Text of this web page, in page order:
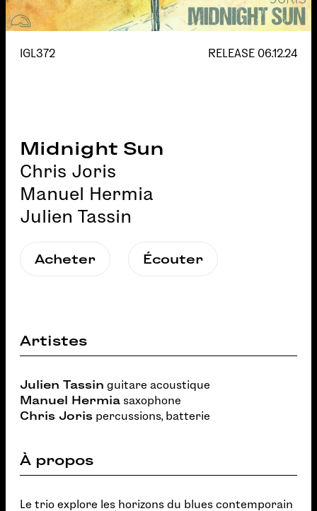
IGL372 RELEASE 06.12.24
Midnight Sun
Chris Joris
Manuel Hermia
Julien Tassin
Acheter Écouter
Artistes
Julien Tassin guitare acoustique
Manuel Hermia saxophone
Chris Joris percussions, batterie
À propos
Le trio explore les horizons du blues contemporain